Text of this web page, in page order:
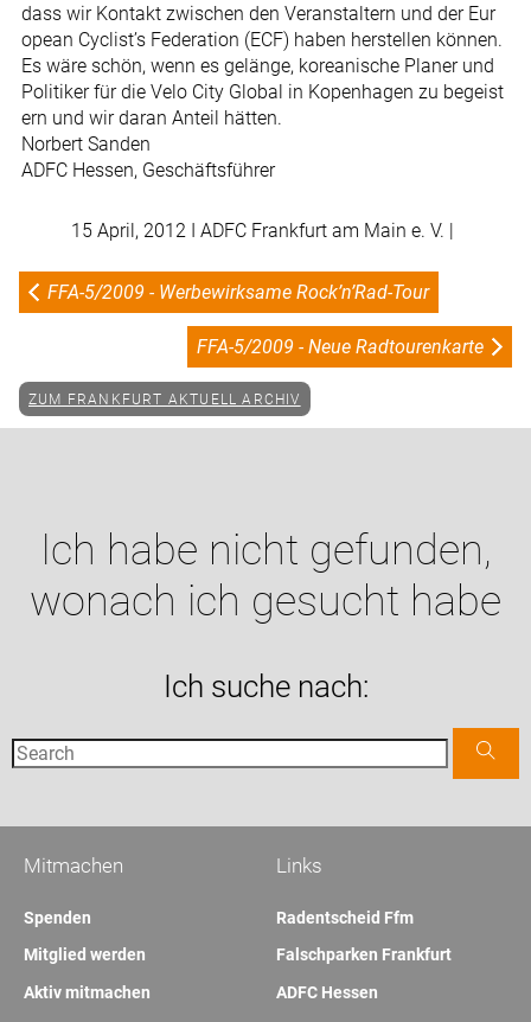
dass wir Kontakt zwischen den Veranstaltern und der Eur
opean Cyclist’s Federation (ECF) haben herstellen können.
Es wäre schön, wenn es gelänge, koreanische Planer und
Politiker für die Velo City Global in Kopenhagen zu begeist
ern und wir daran Anteil hätten.
Norbert Sanden
ADFC Hessen, Geschäftsführer
15 April, 2012 I ADFC Frankfurt am Main e. V. |
FFA-5/2009 - Werbewirksame Rock’n’Rad-Tour
FFA-5/2009 - Neue Radtourenkarte
ZUM FRANKFURT AKTUELL ARCHIV
Ich habe nicht gefunden,
wonach ich gesucht habe
Ich suche nach:
Links
Radentscheid Ffm
Falschparken Frankfurt
ADFC Hessen
Mitmachen
Spenden
Mitglied werden
Aktiv mitmachen